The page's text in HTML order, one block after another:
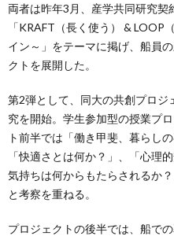
両者は昨年3月、産学共同研究契
「KRAFT（長く使う） & LOOP
イン～」をテーマに掲げ、船員
クトを展開した。
第2弾として、同大の共創プロ
究を開始。学生参加型の授業プ
ト前半では「働き甲斐、暮らし
「快適さとは何か？」、「心理
気持ちは何からもたらされるか
と考察を重ねる。
プロジェクトの後半では、船で